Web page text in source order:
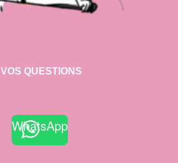
VOS QUESTIONS
WhatsApp